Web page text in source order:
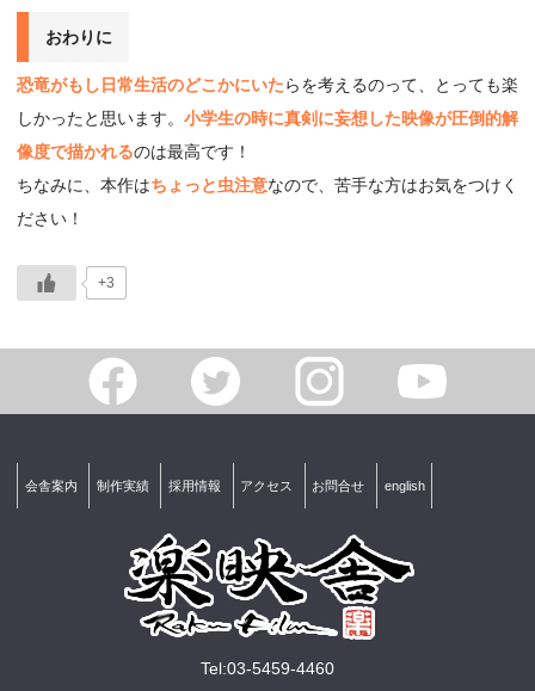
おわりに
恐竜がもし日常生活のどこかにいたらを考えるのって、とっても楽
しかったと思います。 小学生の時に真剣に妄想した映像が圧倒的解
像度で描かれるのは最高です！
ちなみに、本作はちょっと虫注意なので、苦手な方はお気をつけく
ださい！
+3
会舎案内 制作実績 採用情報 アクセス お問合せ english
Tel:03-5459-4460